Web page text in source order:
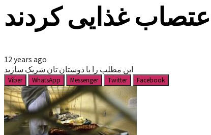
غذایی کردند
12 years ago
این مطلب را با دوستان تان شریک سازید
Viber WhatsApp Messenger Twitter Facebook